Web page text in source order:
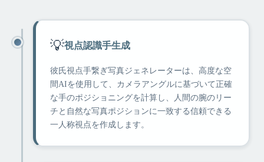
💡視点認識手生成
彼氏視点手繋ぎ写真ジェネレーターは、高度な空
間AIを使用して、カメラアングルに基づいて正確
な手のポジショニングを計算し、人間の腕のリー
チと自然な写真ポジションに一致する信頼できる
一人称視点を作成します。